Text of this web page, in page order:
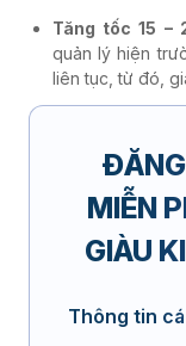
Tăng tốc 15 –
quản lý hiện
liên tục, từ đó,
MIỄN
GIÀU
Thông tin